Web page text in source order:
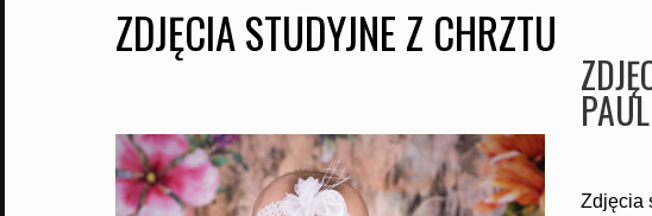
ZDJĘCIA STUDYJNE Z CHRZTU
Zdjęcia